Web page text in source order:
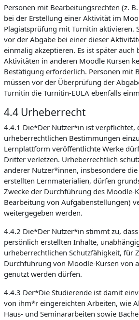
Personen mit Bearbeitungsrechten (z.
bei der Erstellung einer Aktivität im
Plagiatsprüfung mit Turnitin aktivieren.
vor der Abgabe bei einer dieser
einmalig akzeptieren. Es ist später auch
Aktivitäten in anderen Moodle Kursen
Bestätigung erforderlich. Personen mit
müssen vor der Überprüfung der
Turnitin die Turnitin-EULA ebenfalls
4.4 Urheberrecht
4.4.1 Die*Der Nutzer*in ist verpflichtet,
urheberrechtlichen Bestimmungen
Lernplattform veröffentlichte Werke
Dritter verletzen. Urheberrechtlich
anderer Nutzer*innen, insbesondere
erstellten Lernmaterialien, dürfen
Zwecke der Durchführung des Moodle-
Bearbeitung von Aufgabenstellungen)
weitergegeben werden.
4.4.2 Die*Der Nutzer*in stimmt zu,
persönlich erstellten Inhalte,
urheberrechtlichen Schutzfähigkeit, für
Durchführung von Moodle-Kursen von
genutzt werden dürfen.
4.4.3 Der*Die Studierende ist damit
von ihm*r eingereichten Arbeiten, wie
Haus- und Seminararbeiten sowie